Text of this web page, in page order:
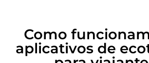
Como
aplicativos de